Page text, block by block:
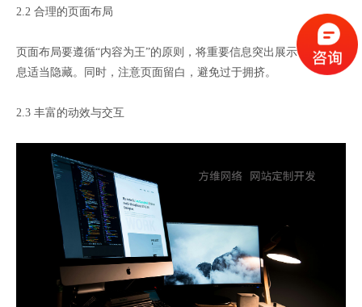
2.2 合理的页面布局
页面布局要遵循“内容为王”的原则，将重要信息突出展示，次要信
息适当隐藏。同时，注意页面留白，避免过于拥挤。
2.3 丰富的动效与交互